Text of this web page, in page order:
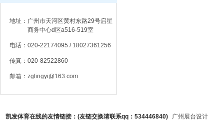
地址： 广州市天河区黄村东路29号启星
商务中心d区a516-519室
电话： 020-22174095 / 18027361256
传真： 020-82522860
邮箱： zglingyi@163.com
凯发体育在线的友情链接：(友链交换请联系qq：534446840) 广州展台设计